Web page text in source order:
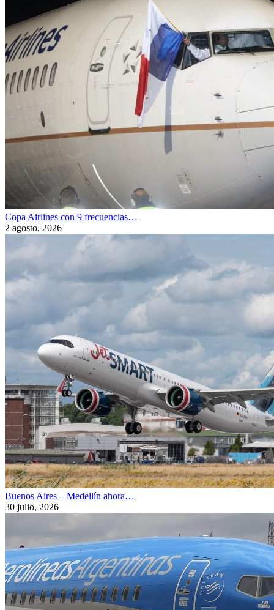
Copa Airlines con 9 frecuencias…
2 agosto, 2026
Buenos Aires – Medellín ahora…
30 julio, 2026